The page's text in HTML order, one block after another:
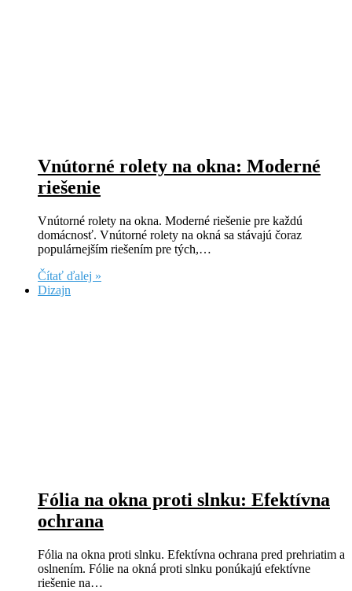
Vnútorné rolety na okna: Moderné
riešenie
Vnútorné rolety na okna. Moderné riešenie pre každú
domácnosť. Vnútorné rolety na okná sa stávajú čoraz
populárnejším riešením pre tých,…
Čítať ďalej »
Dizajn
Fólia na okna proti slnku: Efektívna
ochrana
Fólia na okna proti slnku. Efektívna ochrana pred prehriatim a
oslnením. Fólie na okná proti slnku ponúkajú efektívne
riešenie na…